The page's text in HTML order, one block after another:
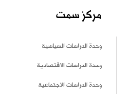
مركز سمت
وحدة الدراسات السياسية
وحدة الدراسات الاقتصادية
وحدة الدراسات الاجتماعية